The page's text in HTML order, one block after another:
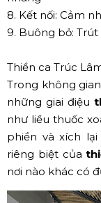
8. Kết nối: Cảm
9. Buông bỏ:
Thiền ca Trúc
Trong không
những giai điệu
như liều thuốc
phiền và xích
riêng biệt của
nơi nào khác có